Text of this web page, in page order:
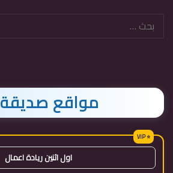
مواقع صديقة
اول اثنين ريادة اعمال